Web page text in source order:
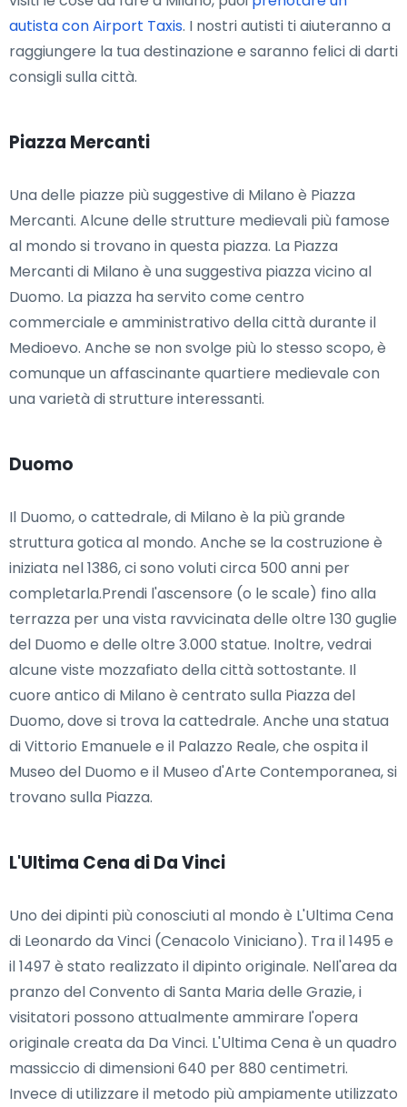
autista con Airport Taxis. I nostri autisti ti aiuteranno a
raggiungere la tua destinazione e saranno felici di darti
consigli sulla città.
Piazza Mercanti
Una delle piazze più suggestive di Milano è Piazza
Mercanti. Alcune delle strutture medievali più famose
al mondo si trovano in questa piazza. La Piazza
Mercanti di Milano è una suggestiva piazza vicino al
Duomo. La piazza ha servito come centro
commerciale e amministrativo della città durante il
Medioevo. Anche se non svolge più lo stesso scopo, è
comunque un affascinante quartiere medievale con
una varietà di strutture interessanti.
Duomo
Il Duomo, o cattedrale, di Milano è la più grande
struttura gotica al mondo. Anche se la costruzione è
iniziata nel 1386, ci sono voluti circa 500 anni per
completarla.Prendi l'ascensore (o le scale) fino alla
terrazza per una vista ravvicinata delle oltre 130 guglie
del Duomo e delle oltre 3.000 statue. Inoltre, vedrai
alcune viste mozzafiato della città sottostante. Il
cuore antico di Milano è centrato sulla Piazza del
Duomo, dove si trova la cattedrale. Anche una statua
di Vittorio Emanuele e il Palazzo Reale, che ospita il
Museo del Duomo e il Museo d'Arte Contemporanea, si
trovano sulla Piazza.
L'Ultima Cena di Da Vinci
Uno dei dipinti più conosciuti al mondo è L'Ultima Cena
di Leonardo da Vinci (Cenacolo Viniciano). Tra il 1495 e
il 1497 è stato realizzato il dipinto originale. Nell'area da
pranzo del Convento di Santa Maria delle Grazie, i
visitatori possono attualmente ammirare l'opera
originale creata da Da Vinci. L'Ultima Cena è un quadro
massiccio di dimensioni 640 per 880 centimetri.
Invece di utilizzare il metodo più ampiamente utilizzato